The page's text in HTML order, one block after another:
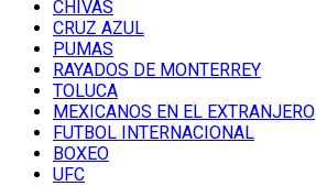
CHIVAS
CRUZ AZUL
PUMAS
RAYADOS DE MONTERREY
TOLUCA
MEXICANOS EN EL EXTRANJERO
FUTBOL INTERNACIONAL
BOXEO
UFC